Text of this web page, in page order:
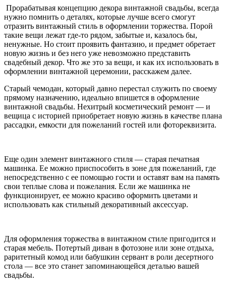
Прорабатывая концепцию декора винтажной свадьбы, всегда
нужно помнить о деталях, которые лучше всего смогут
отразить винтажный стиль в оформлении торжества. Порой
такие вещи лежат где-то рядом, забытые и, казалось бы,
ненужные. Но стоит проявить фантазию, и предмет обретает
новую жизнь и без него уже невозможно представить
свадебный декор. Что же это за вещи, и как их использовать в
оформлении винтажной церемонии, расскажем далее.
Старый чемодан, который давно перестал служить по своему
прямому назначению, идеально впишется в оформление
винтажной свадьбы. Нехитрый косметический ремонт — и
вещица с историей приобретает новую жизнь в качестве плана
рассадки, емкости для пожеланий гостей или фотореквизита.
Еще один элемент винтажного стиля — старая печатная
машинка. Ее можно приспособить в зоне для пожеланий, где
непосредственно с ее помощью гости и оставят вам на память
свои теплые слова и пожелания. Если же машинка не
функционирует, ее можно красиво оформить цветами и
использовать как стильный декоративный аксессуар.
Для оформления торжества в винтажном стиле пригодится и
старая мебель. Потертый диван в фотозоне или зоне отдыха,
раритетный комод или бабушкин сервант в роли десертного
стола — все это станет запоминающейся деталью вашей
свадьбы.